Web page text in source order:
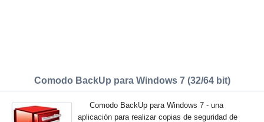
Comodo BackUp para Windows 7 (32/64 bit)
Comodo BackUp para Windows 7 - una
aplicación para realizar copias de seguridad de